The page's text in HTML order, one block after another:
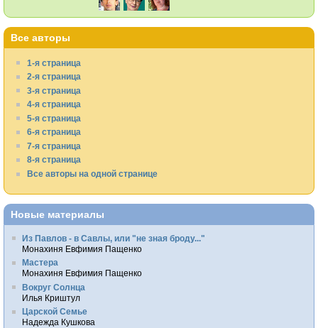
Все авторы
1-я страница
2-я страница
3-я страница
4-я страница
5-я страница
6-я страница
7-я страница
8-я страница
Все авторы на одной странице
Новые материалы
Из Павлов - в Савлы, или "не зная броду..."
Монахиня Евфимия Пащенко
Мастера
Монахиня Евфимия Пащенко
Вокруг Солнца
Илья Криштул
Царской Семье
Надежда Кушкова